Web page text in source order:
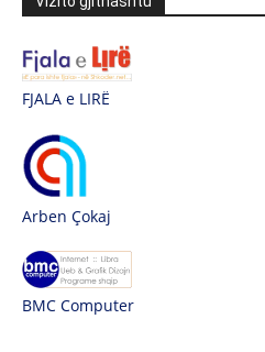
FJALA e LIRË
Arben Çokaj
BMC Computer